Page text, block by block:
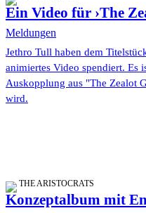
Ein Video für ›The
Meldungen
Jethro Tull haben dem
animiertes Video spendiert. Es
Auskopplung aus "The Zealot
wird.
THE ARISTOCRATS
Konzeptalbum mit